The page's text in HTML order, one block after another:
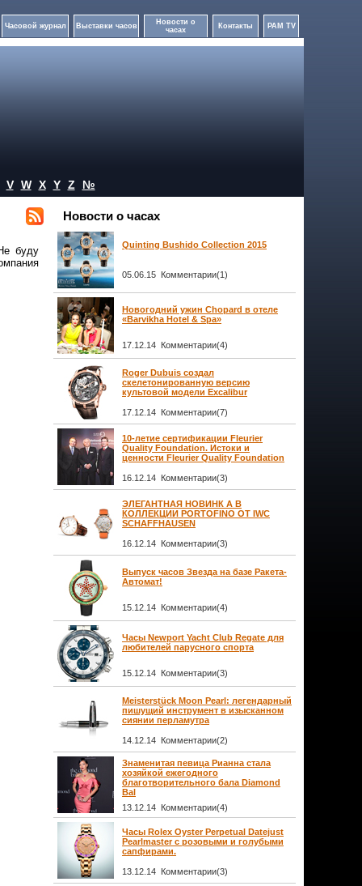
Часовой журнал Выставки часов
Новости о
часах
Контакты PAM TV
V W X Y Z №
буду
Новости о часах
Quinting Bushido Collection 2015
05.06.15 Комментарии(1)
Новогодний ужин Chopard в отеле
«Barvikha Hotel & Spa»
17.12.14 Комментарии(4)
Roger Dubuis создал
скелетонированную версию
культовой модели Excalibur
17.12.14 Комментарии(7)
10-летие сертификации Fleurier
Quality Foundation. Истоки и
ценности Fleurier Quality Foundation
16.12.14 Комментарии(3)
ЭЛЕГАНТНАЯ НОВИНК А В
КОЛЛЕКЦИИ PORTOFINO ОТ IWC
SCHAFFHAUSEN
16.12.14 Комментарии(3)
Выпуск часов Звезда на базе Ракета-
Автомат!
15.12.14 Комментарии(4)
Часы Newport Yacht Club Regate для
любителей парусного спорта
15.12.14 Комментарии(3)
Meisterstück Moon Pearl: легендарный
пишущий инструмент в изысканном
сиянии перламутра
14.12.14 Комментарии(2)
Знаменитая певица Рианна стала
хозяйкой ежегодного
благотворительного бала Diamond
Bal
13.12.14 Комментарии(4)
Часы Rolex Oyster Perpetual Datejust
Pearlmaster с розовыми и голубыми
сапфирами.
13.12.14 Комментарии(3)